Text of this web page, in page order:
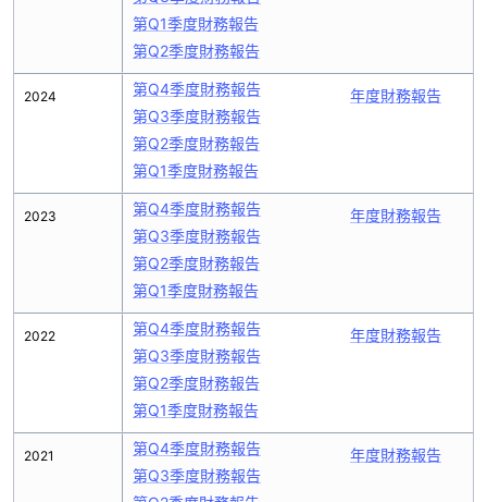
2024
2023
2022
2021
第Q1季度財務報告
第Q2季度財務報告
第Q4季度財務報告
第Q3季度財務報告
第Q2季度財務報告
第Q1季度財務報告
年度財務報告
第Q4季度財務報告
第Q3季度財務報告
第Q2季度財務報告
第Q1季度財務報告
年度財務報告
第Q4季度財務報告
第Q3季度財務報告
第Q2季度財務報告
第Q1季度財務報告
年度財務報告
第Q4季度財務報告
第Q3季度財務報告
年度財務報告